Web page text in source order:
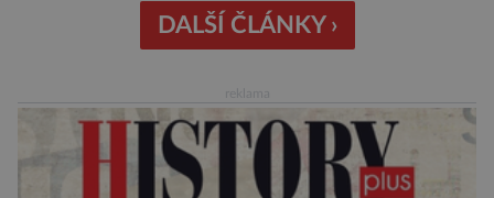
křišťálovou kouli, ze které umělá inteligence
věštila, které technologie v dohledné
Za vším stojí australští výzkumníci, kteří pomocí
umělé inteligence a […]
DALŠÍ ČLÁNKY ›